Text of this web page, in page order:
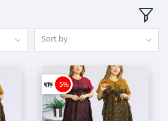
Sort by
ছাড় 5%